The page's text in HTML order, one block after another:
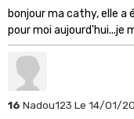
bonjour ma cathy, elle
pour moi aujourd'hui...je
16 Nadou123 Le 14/01/